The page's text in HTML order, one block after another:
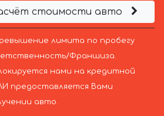
стоимости авто
лимита по пробегу
Франшиза.
нами на кредитной
предоставляется Вами
авто.